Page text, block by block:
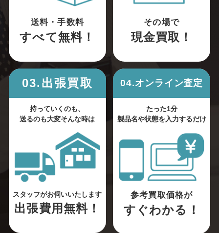
送料・手数料
すべて無料！
その場で
現金買取！
03.出張買取
持っていくのも、
送るのも大変そんな時は
スタッフがお伺いいたします
出張費用無料！
04.オンライン査定
たった1分
製品名や状態を入力するだけ
参考買取価格が
すぐわかる！